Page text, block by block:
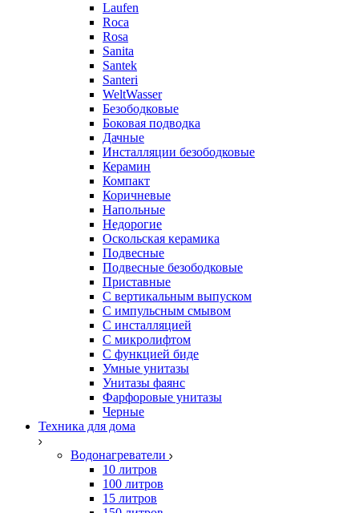
Laufen
Roca
Rosa
Sanita
Santek
Santeri
WeltWasser
Безободковые
Боковая подводка
Дачные
Инсталляции безободковые
Керамин
Компакт
Коричневые
Напольные
Недорогие
Оскольская керамика
Подвесные
Подвесные безободковые
Приставные
С вертикальным выпуском
С импульсным смывом
С инсталляцией
С микролифтом
С функцией биде
Умные унитазы
Унитазы фаянс
Фарфоровые унитазы
Черные
Техника для дома
Водонагреватели
10 литров
100 литров
15 литров